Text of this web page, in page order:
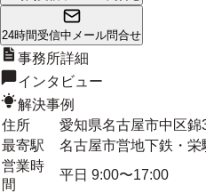
24時間受信中 メール問合せ
事務所詳細
インタビュー
解決事例
住所
愛知県名古屋市中区
最寄駅
名古屋市営地下鉄・
営業時
間
平日 9:00〜17:00